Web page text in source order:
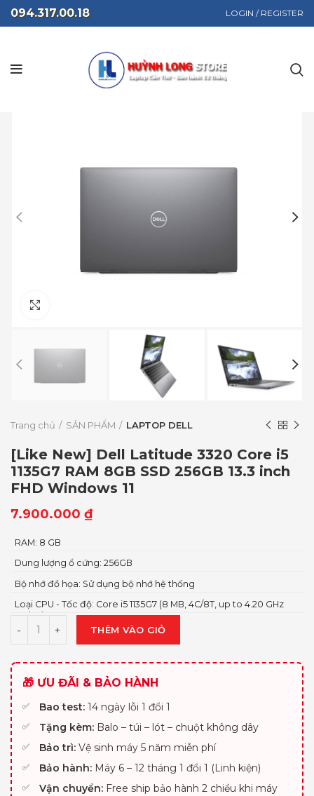
094.317.00.18 LOGIN / REGISTER
Trang chủ SẢN PHẨM LAPTOP DELL
[Like New] Dell Latitude 3320 Core i5
1135G7 RAM 8GB SSD 256GB 13.3 inch
FHD Windows 11
7.900.000 ₫
RAM: 8 GB
Dung lượng ổ cứng: 256GB
Bộ nhớ đồ họa: Sử dụng bộ nhớ hệ thống
Loại CPU - Tốc độ: Core i5 1135G7 (8 MB, 4C/8T, up to 4.20 GHz
Turbo)
THÊM VÀO GIỎ
🎁 ƯU ĐÃI & BẢO HÀNH
Bao test: 14 ngày lỗi 1 đổi 1
Tặng kèm: Balo – túi – lót – chuột không dây
Bảo trì: Vệ sinh máy 5 năm miễn phí
Bảo hành: Máy 6 – 12 tháng 1 đổi 1 (Linh kiện)
Vận chuyển: Free ship bảo hành 2 chiều khi máy